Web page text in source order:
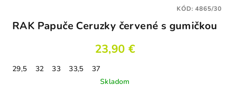
RAK Papuče Ceruzky červené s gumičkou
23,90 €
29,5 32 33 33,5
37
Skladom
KÓD:4865/30